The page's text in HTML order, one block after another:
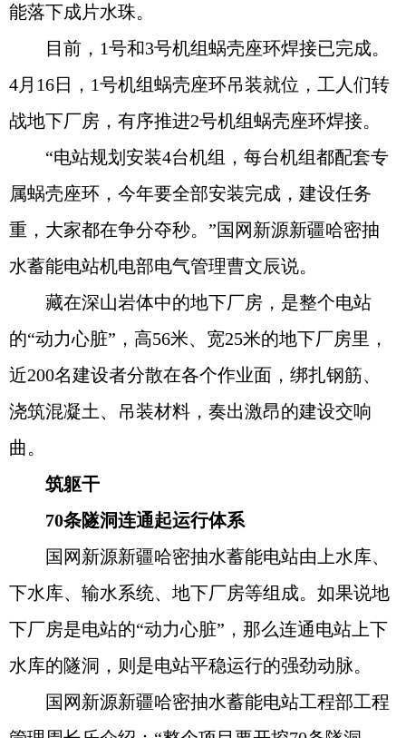
能落下成片水珠。
目前，1号和3号机组蜗壳座环焊接已完成。
4月16日，1号机组蜗壳座环吊装就位，工人们转
战地下厂房，有序推进2号机组蜗壳座环焊接。
“电站规划安装4台机组，每台机组都配套专
属蜗壳座环，今年要全部安装完成，建设任务
重，大家都在争分夺秒。”国网新源新疆哈密抽
水蓄能电站机电部电气管理曹文辰说。
藏在深山岩体中的地下厂房，是整个电站
的“动力心脏”，高56米、宽25米的地下厂房里，
近200名建设者分散在各个作业面，绑扎钢筋、
浇筑混凝土、吊装材料，奏出激昂的建设交响
曲。
筑躯干
70条隧洞连通起运行体系
国网新源新疆哈密抽水蓄能电站由上水库、
下水库、输水系统、地下厂房等组成。如果说地
下厂房是电站的“动力心脏”，那么连通电站上下
水库的隧洞，则是电站平稳运行的强劲动脉。
国网新源新疆哈密抽水蓄能电站工程部工程